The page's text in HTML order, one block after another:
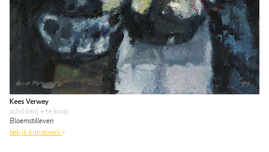
Kees Verwey
schilderij • te koop
Bloemstilleven
bekijk kunstwerk